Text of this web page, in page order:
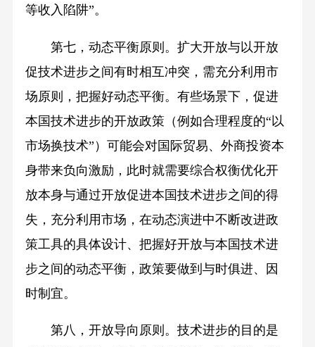
等收入陷阱”。
第七，动态平衡原则。扩大开放与以开放
促技术进步之间有时相互冲突，需充分利用市
场原则，把握好动态平衡。有些场景下，促进
本国技术进步的开放政策（例如合理程度的“以
市场换技术”）可能会对国际贸易、外商投资本
身带来负向激励，此时就需要综合权衡优化开
放本身与通过开放促进本国技术进步之间的得
失，充分利用市场，在动态演进中不断改进政
策工具的具体设计、把握好开放与本国技术进
步之间的动态平衡，政策要做到与时俱进、因
时制宜。
第八，开放导向原则。技术进步的目的是